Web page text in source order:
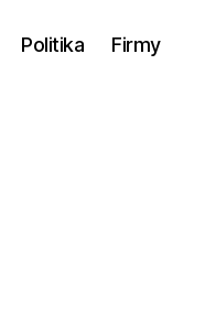
Politika Firmy